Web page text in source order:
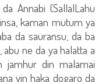
Annabi (SallalLahu
kaman mutum ya
da sauransu, da ba
ne da ya halatta a
jamhur din malamai
yin haka dogaro da